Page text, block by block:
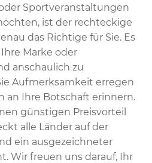
Sportveranstaltungen
ist der rechteckige
das Richtige für Sie. Es
Marke oder
anschaulich zu
Aufmerksamkeit erregen
an Ihre Botschaft erinnern.
günstigen Preisvorteil
alle Länder auf der
ein ausgezeichneter
Wir freuen uns darauf, Ihr